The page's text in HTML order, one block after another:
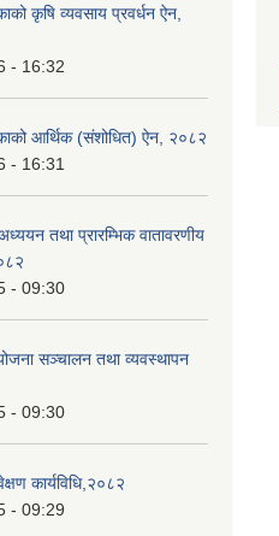
कृषि व्यवसाय प्रवर्धन ऐन,
- 16:32
आर्थिक (संशोधित) ऐन, २०८२
- 16:31
तथा प्रारम्भिक वातावरणीय
- 09:30
सञ्चालन तथा व्यवस्थापन
- 09:30
कार्यविधि,२०८२
- 09:29